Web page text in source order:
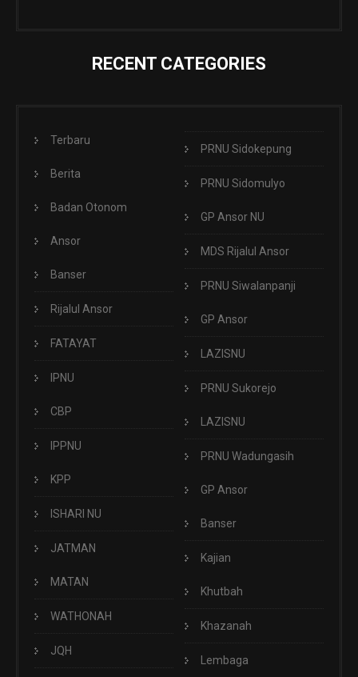
RECENT CATEGORIES
Terbaru
Berita
Badan Otonom
Ansor
Banser
Rijalul Ansor
FATAYAT
IPNU
CBP
IPPNU
KPP
ISHARI NU
JATMAN
MATAN
WATHONAH
JQH
PRNU Sidokepung
PRNU Sidomulyo
GP Ansor NU
MDS Rijalul Ansor
PRNU Siwalanpanji
GP Ansor
LAZISNU
PRNU Sukorejo
LAZISNU
PRNU Wadungasih
GP Ansor
Banser
Kajian
Khutbah
Khazanah
Lembaga